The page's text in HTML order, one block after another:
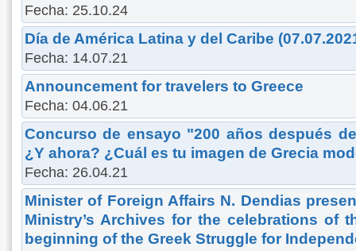
Fecha: 25.10.24
Día de América Latina y del Caribe
Fecha: 14.07.21
Announcement for travelers to Greece
Fecha: 04.06.21
Concurso de ensayo "200 años después
¿Y ahora? ¿Cuál es tu imagen de Grecia
Fecha: 26.04.21
Minister of Foreign Affairs N. Dendias
Ministry’s Archives for the celebrations of
beginning of the Greek Struggle for